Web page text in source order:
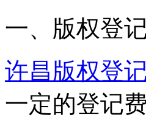
一、版权登
许昌版权登
一定的登记